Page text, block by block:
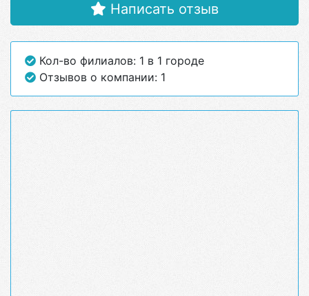
Написать отзыв
Кол-во филиалов: 1 в 1 городе
Отзывов о компании: 1